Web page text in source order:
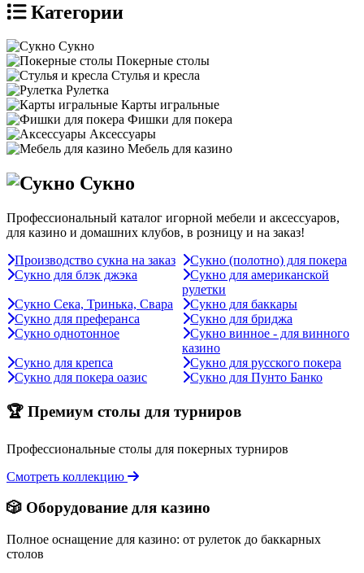
Категории
Сукно
Покерные столы
Стулья и кресла
Рулетка
Карты игральные
Фишки для покера
Аксессуары
Мебель для казино
Сукно
Профессиональный каталог игорной мебели и аксессуаров,
для казино и домашних клубов, в розницу и на заказ!
Производство сукна на заказ
Сукно (полотно) для покера
Сукно для блэк джэка
Сукно для американской
рулетки
Сукно Сека, Тринька, Свара
Сукно для баккары
Сукно для преферанса
Сукно для бриджа
Сукно однотонное
Сукно винное - для винного
казино
Сукно для крепса
Сукно для русского покера
Сукно для покера оазис
Сукно для Пунто Банко
🏆 Премиум столы для турниров
Профессиональные столы для покерных турниров
Смотреть коллекцию
🎲 Оборудование для казино
Полное оснащение для казино: от рулеток до баккарных
столов